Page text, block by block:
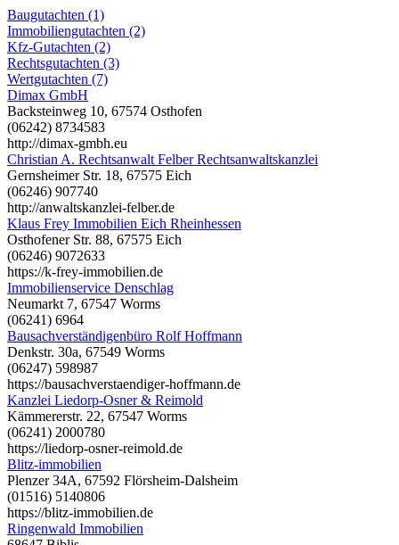
Baugutachten (1)
Immobiliengutachten (2)
Kfz-Gutachten (2)
Rechtsgutachten (3)
Wertgutachten (7)
Dimax GmbH
Backsteinweg 10, 67574 Osthofen
(06242) 8734583
http://dimax-gmbh.eu
Christian A. Rechtsanwalt Felber Rechtsanwaltskanzlei
Gernsheimer Str. 18, 67575 Eich
(06246) 907740
http://anwaltskanzlei-felber.de
Klaus Frey Immobilien Eich Rheinhessen
Osthofener Str. 88, 67575 Eich
(06246) 9072633
https://k-frey-immobilien.de
Immobilienservice Denschlag
Neumarkt 7, 67547 Worms
(06241) 6964
Bausachverständigenbüro Rolf Hoffmann
Denkstr. 30a, 67549 Worms
(06247) 598987
https://bausachverstaendiger-hoffmann.de
Kanzlei Liedorp-Osner & Reimold
Kämmererstr. 22, 67547 Worms
(06241) 2000780
https://liedorp-osner-reimold.de
Blitz-immobilien
Plenzer 34A, 67592 Flörsheim-Dalsheim
(01516) 5140806
https://blitz-immobilien.de
Ringenwald Immobilien